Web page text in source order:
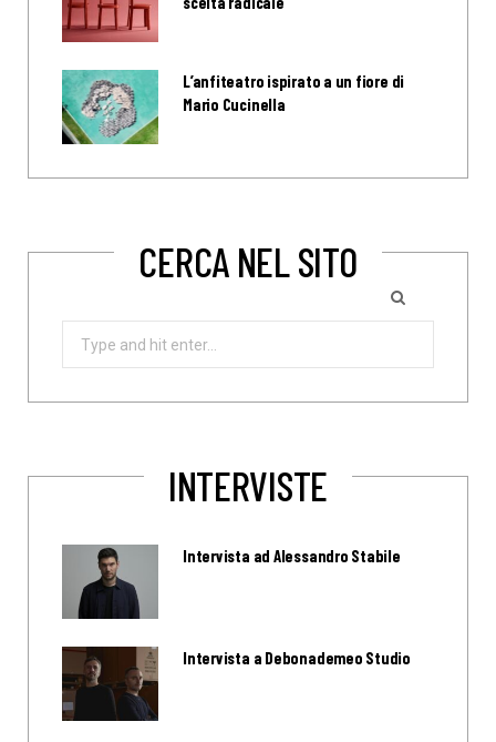
L’anfiteatro ispirato a un fiore di
Mario Cucinella
CERCA NEL SITO
INTERVISTE
Intervista ad Alessandro Stabile
Intervista a Debonademeo Studio